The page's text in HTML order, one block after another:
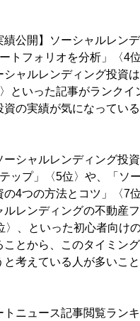
績公開】ソーシャルレン
トフォリオを分析」〈4
シャルレンディング投資
といった記事がランクイ
資の実績が気になってい
ーシャルレンディング投
ップ」〈5位〉や、「ソ
の4つの方法とコツ」〈7
ルレンディングの不動産
〉、といった初心者向け
ことから、このタイミン
と考えている人が多いこ
トニュース記事閲覧ラン